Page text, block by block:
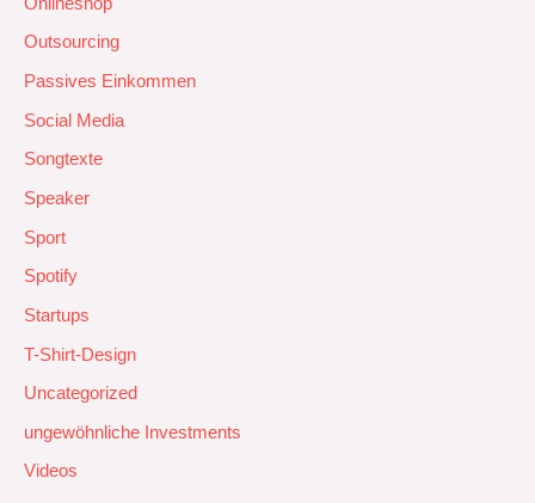
Outsourcing
Passives Einkommen
Social Media
Songtexte
Speaker
Sport
Spotify
Startups
T-Shirt-Design
Uncategorized
ungewöhnliche Investments
Videos